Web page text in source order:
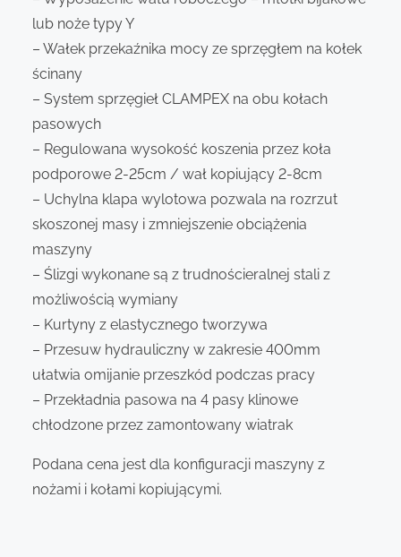
lub noże typy Y
– Wałek przekaźnika mocy ze sprzęgłem na kołek
ścinany
– System sprzęgieł CLAMPEX na obu kołach
pasowych
– Regulowana wysokość koszenia przez koła
podporowe 2-25cm / wał kopiujący 2-8cm
– Uchylna klapa wylotowa pozwala na rozrzut
skoszonej masy i zmniejszenie obciążenia
maszyny
– Ślizgi wykonane są z trudnościeralnej stali z
możliwością wymiany
– Kurtyny z elastycznego tworzywa
– Przesuw hydrauliczny w zakresie 400mm
ułatwia omijanie przeszkód podczas pracy
– Przekładnia pasowa na 4 pasy klinowe
chłodzone przez zamontowany wiatrak
Podana cena jest dla konfiguracji maszyny z
nożami i kołami kopiującymi.